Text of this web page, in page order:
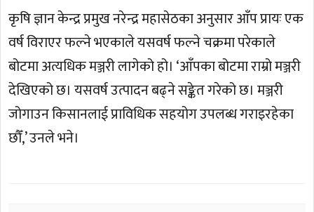
कृषि ज्ञान केन्द्र प्रमुख नरेन्द्र महासेठका अनुसार आँप प्रायः एक
वर्ष विराएर फल्ने भएकाले यसवर्ष फल्ने चक्रमा परेकाले
बोटमा अत्यधिक मञ्जरी लागेको हो। ‘आँपका बोटमा राम्रो मञ्जरी
देखिएको छ। यसवर्ष उत्पादन बढ्ने सङ्केत गरेको छ। मञ्जरी
जोगाउन किसानलाई प्राविधिक सहयोग उपलब्ध गराइरहेका
छौँ,’ उनले भने।